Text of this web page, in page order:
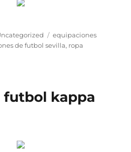
Etiquetas
equipaciones
de futbol sevilla, ropa
futbol kappa